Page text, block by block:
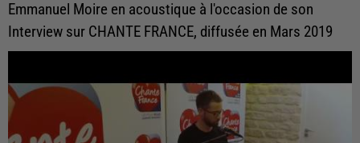
Emmanuel Moire en acoustique à l'occasion de son
Interview sur CHANTE FRANCE, diffusée en Mars 2019